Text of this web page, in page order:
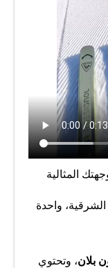
المثالية
واحدة
بلان، وتحتوي